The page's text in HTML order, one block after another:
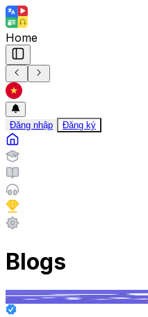
Home
Đăng nhập Đăng ký
Blogs